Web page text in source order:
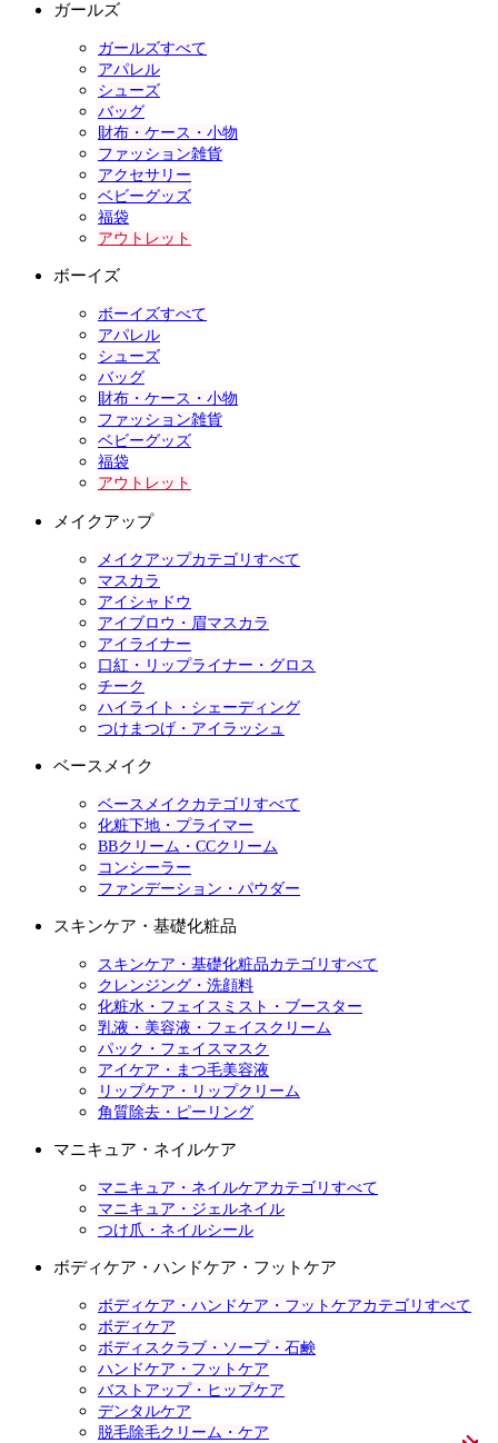
ガールズ
ガールズすべて
アパレル
シューズ
バッグ
財布・ケース・小物
ファッション雑貨
アクセサリー
ベビーグッズ
福袋
アウトレット
ボーイズ
ボーイズすべて
アパレル
シューズ
バッグ
財布・ケース・小物
ファッション雑貨
ベビーグッズ
福袋
アウトレット
メイクアップ
メイクアップカテゴリすべて
マスカラ
アイシャドウ
アイブロウ・眉マスカラ
アイライナー
口紅・リップライナー・グロス
チーク
ハイライト・シェーディング
つけまつげ・アイラッシュ
ベースメイク
ベースメイクカテゴリすべて
化粧下地・プライマー
BBクリーム・CCクリーム
コンシーラー
ファンデーション・パウダー
スキンケア・基礎化粧品
スキンケア・基礎化粧品カテゴリすべて
クレンジング・洗顔料
化粧水・フェイスミスト・ブースター
乳液・美容液・フェイスクリーム
パック・フェイスマスク
アイケア・まつ毛美容液
リップケア・リップクリーム
角質除去・ピーリング
マニキュア・ネイルケア
マニキュア・ネイルケアカテゴリすべて
マニキュア・ジェルネイル
つけ爪・ネイルシール
ボディケア・ハンドケア・フットケア
ボディケア・ハンドケア・フットケアカテゴリすべて
ボディケア
ボディスクラブ・ソープ・石鹸
ハンドケア・フットケア
バストアップ・ヒップケア
デンタルケア
脱毛除毛クリーム・ケア